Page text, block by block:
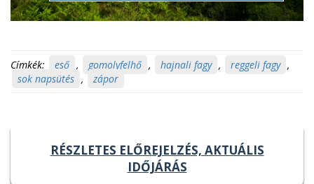
Címkék: eső , gomolyfelhő , hajnali fagy , reggeli fagy ,
sok napsütés , zápor
RÉSZLETES ELŐREJELZÉS, AKTUÁLIS
IDŐJÁRÁS